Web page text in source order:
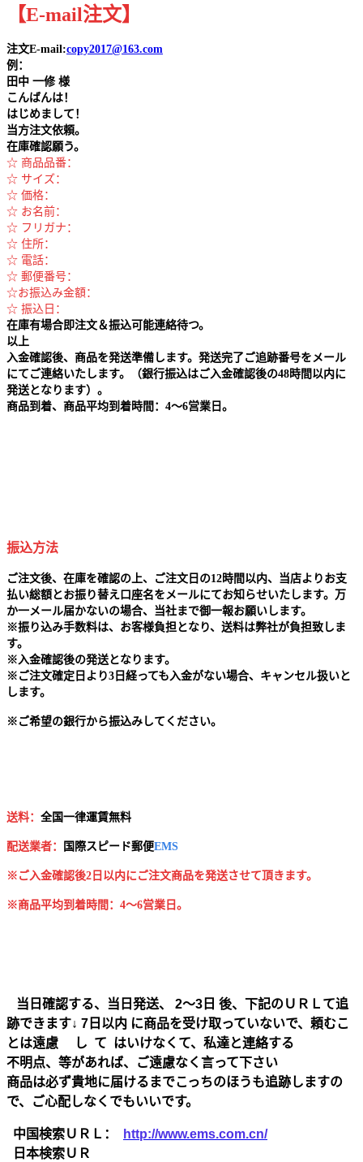
【E-mail注文】
注文E-mail:copy2017@163.com
例：
田中 一修 様
こんばんは！
はじめまして！
当方注文依頼。
在庫確認願う。
☆ 商品品番：
☆ サイズ：
☆ 価格：
☆ お名前：
☆ フリガナ：
☆ 住所：
☆ 電話：
☆ 郵便番号：
☆お振込み金額：
☆ 振込日：
在庫有場合即注文＆振込可能連絡待つ。
以上
入金確認後、商品を発送準備します。発送完了ご追跡番号をメール
にてご連絡いたします。（銀行振込はご入金確認後の48時間以内に
発送となります）。
商品到着、商品平均到着時間：4～6営業日。
振込方法
ご注文後、在庫を確認の上、ご注文日の12時間以内、当店よりお支
払い総額とお振り替え口座名をメールにてお知らせいたします。万
か一メール届かないの場合、当社まで御一報お願いします。
※振り込み手数料は、お客様負担となり、送料は弊社が負担致しま
す。
※ 入金確認後の発送となります。
※ ご注文確定日より3日経っても入金がない場合、キャンセル扱いと
します。
※ ご希望の銀行から振込みしてください。
送料： 全国一律運賃無料
配送業者： 国 際スピード郵便EMS
※ご入金確認後2日以内にご注文商品を発送させて頂きます。
※商品平均到着時間：4～6営業日。
当日確認する、当日発送、 2～3日 後、下記のＵＲＬて追
跡できます↓ 7日以内 に商品を受け取っていないで、頼むこ
とは遠慮 し て はいけなくて、私達と連絡する
不明点、等があれば、ご遠慮なく言って下さい
商品は必ず貴地に届けるまでこっちのほうも追跡しますの
で、ご心配しなくでもいいです。
中国検索ＵＲＬ：
http://www.ems.com.cn/
日本検索ＵＲ